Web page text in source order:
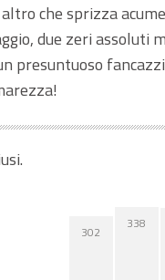
che sprizza
due zeri assoluti
presuntuoso
302
338